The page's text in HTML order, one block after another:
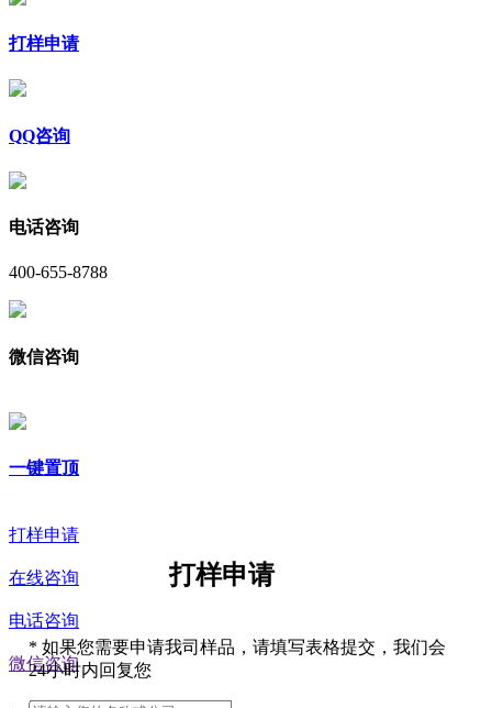
打样申请
QQ咨询
电话咨询
400-655-8788
微信咨询
一键置顶
打样申请
在线咨询
电话咨询
微信咨询
打样申请
* 如果您需要申请我司样品，请填写表格提交，我们会
24小时内回复您